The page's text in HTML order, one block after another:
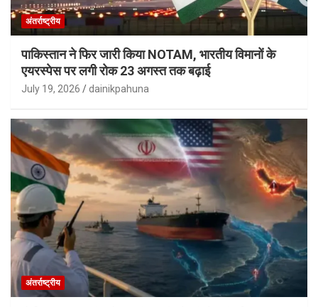
अंतर्राष्ट्रीय
पाकिस्तान ने फिर जारी किया NOTAM, भारतीय विमानों के
एयरस्पेस पर लगी रोक 23 अगस्त तक बढ़ाई
July 19, 2026 dainikpahuna
अंतर्राष्ट्रीय